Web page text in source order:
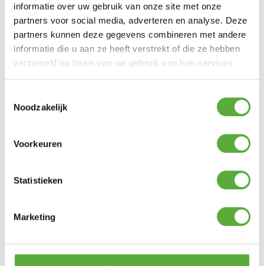
informatie over uw gebruik van onze site met onze
partners voor social media, adverteren en analyse. Deze
partners kunnen deze gegevens combineren met andere
informatie die u aan ze heeft verstrekt of die ze hebben
verzameld op basis van uw gebruik van hun services.
Noodzakelijk
Voorkeuren
Statistieken
Marketing